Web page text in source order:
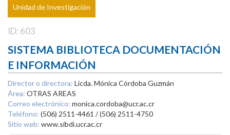
Unidad de Investigación
ID: 603
SISTEMA BIBLIOTECA DOCUMENTACIÓN
E INFORMACIÓN
Director o directora: Licda. Mónica Córdoba Guzmán
Área: OTRAS AREAS
Correo electrónico: monica.cordoba@ucr.ac.cr
Teléfono: (506) 2511-4461 / (506) 2511-4750
Sitio web: www.sibdi.ucr.ac.cr